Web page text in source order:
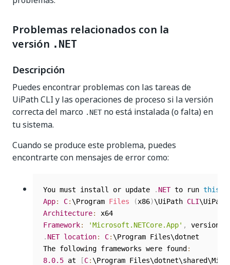
Problemas relacionados con la
versión .NET
Descripción
Puedes encontrar problemas con las tareas de
UiPath CLI y las operaciones de proceso si la versión
correcta del marco .NETno está instalada (o falta) en
tu sistema.
Cuando se produce este problema, puedes
encontrarte con mensajes de error como:
You must install or update . NET to run this
App: C:\Program Files (x86)\UiPath CLI\UiPath
Architecture:
Framework: 'Microsoft.NETCore.App' , version
. NET location: C:\Program Files\dotnet
The following frameworks were found :
8.0.5 at [C:\Program